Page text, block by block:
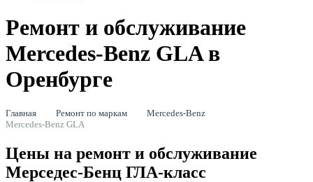
Ремонт и обслуживание
Mercedes-Benz GLA в
Оренбурге
Главная Ремонт по маркам
Mercedes-Benz
Mercedes-Benz GLA
Цены на ремонт и обслуживание
Мерседес-Бенц ГЛА-класс